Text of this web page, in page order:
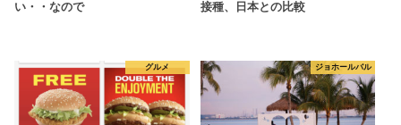
い・・なので
接種、日本との比較
グルメ ジョホールバル